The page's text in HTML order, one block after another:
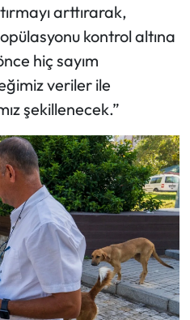
arttırarak,
kontrol altına
hiç sayım
veriler ile
şekillenecek.”